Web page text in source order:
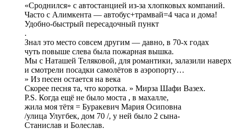
«Сроднился» с автостанцией из-за хлопковых компаний.
Часто с Алимкента — автобус+трамвай=4 часа и дома!
Удобно-быстрый пересадочный пункт
.
Знал это место совсем другим — давно, в 70-х годах
чуть повыше слева была пожарная вышка.
Мы с Наташей Теляковой, для романтики, залазили наверх
и смотрели посадки самолётов в аэропорту…
» Из песен остается на века
Скорее песня та, что коротка. » Мирза Шафи Вазех.
P.S. Когда ещё не было моста , в махалле,
жила моя тётя = Буракевич Мария Осиповна
/улица Улугбек, дом 70 /, у ней было 2 сына-
Станислав и Болеслав.